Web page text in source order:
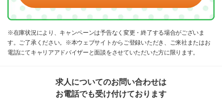
※在庫状況により、キャンペーンは予告なく変更・終了する場合がございま
す。ご了承ください。※本ウェブサイトからご登録いただき、ご来社またはお
電話にてキャリアアドバイザーと面談をさせていただいた方に限ります。
求人についてのお問い合わせは
お電話でも受け付けております